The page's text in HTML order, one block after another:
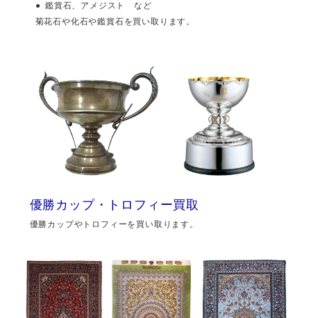
鑑賞石、アメジスト など
菊花石や化石や鑑賞石を買い取ります。
優勝カップ・トロフィー買取
優勝カップやトロフィーを買い取ります。